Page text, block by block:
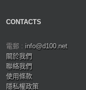
CONTACTS
電郵 : info@d100.net
關於我們
聯絡我們
使用條款
隱私權政策